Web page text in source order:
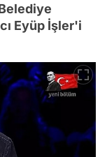
Eyüp İşler'i